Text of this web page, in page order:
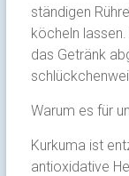
ständigen
köcheln
das Getränk
Warum es für
Kurkuma ist
antioxidative